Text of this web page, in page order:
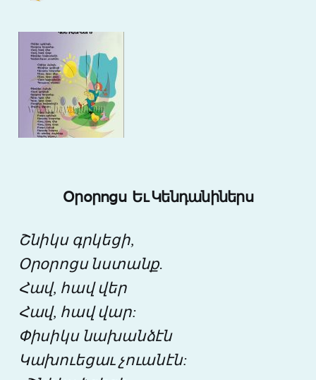
Օրօրոցս Եւ Կենդանիներս
Շնիկս գրկեցի,
Օրօրոցս նստանք.
Հավ, հավ վեր
Հավ, հավ վար:
Փիսիկս նախանձէն
Կախուեցաւ չուանէն: